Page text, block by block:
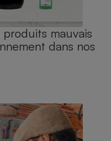
mauvais
dans nos